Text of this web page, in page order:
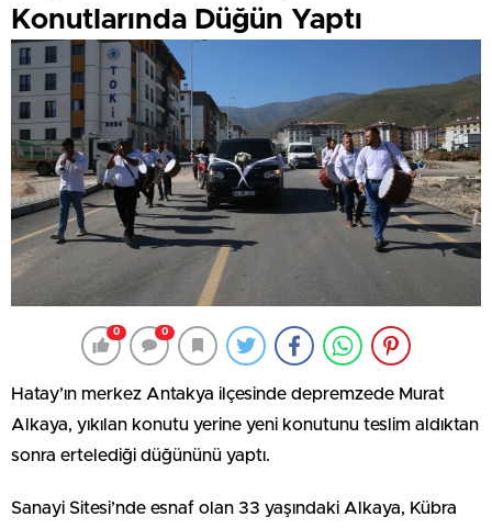
Konutlarında Düğün Yaptı
0 0
Hatay’ın merkez Antakya ilçesinde depremzede Murat
Alkaya, yıkılan konutu yerine yeni konutunu teslim aldıktan
sonra ertelediği düğününü yaptı.
Sanayi Sitesi’nde esnaf olan 33 yaşındaki Alkaya, Kübra